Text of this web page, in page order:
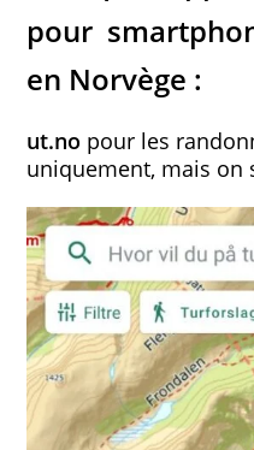
pour
en Norvège :
ut.no pour les
uniquement, mais on